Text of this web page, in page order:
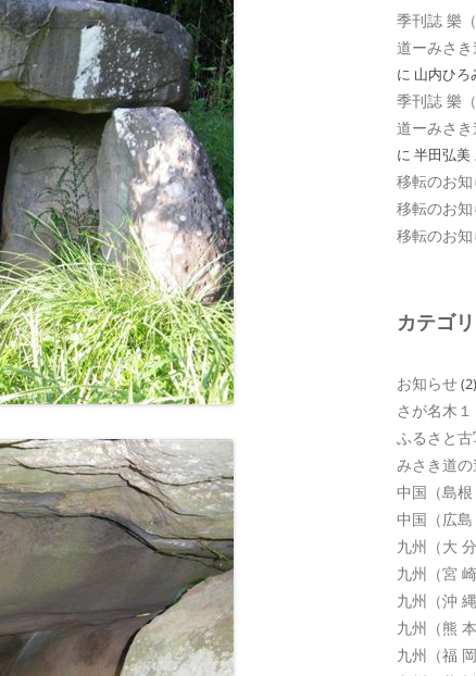
季刊誌 樂
道ーみさ
に 山内ひろ
季刊誌 樂
道ーみさ
に 半田弘美
移転のお
移転のお
移転のお
カテゴ
お知らせ(2)
さが名木
ふるさと
みさき道の
中国（島根
中国（広島
九州（大 分
九州（宮 崎
九州（沖 縄
九州（熊 本
九州（福 岡